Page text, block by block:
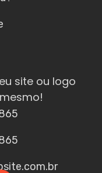
site ou logo